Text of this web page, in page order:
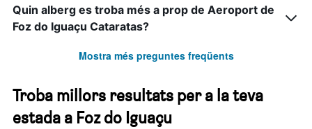
Quin alberg es troba més a prop de Aeroport de
Foz do Iguaçu Cataratas?
Mostra més preguntes freqüents
Troba millors resultats per a la teva
estada a Foz do Iguaçu